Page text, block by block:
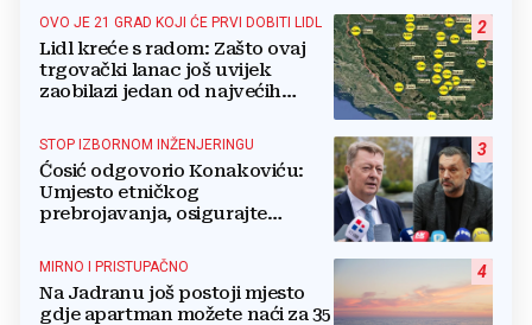
2
OVO JE 21 GRAD KOJI ĆE PRVI DOBITI LIDL
Lidl kreće s radom: Zašto ovaj
trgovački lanac još uvijek
zaobilazi jedan od najvećih
3
STOP IZBORNOM INŽENJERINGU
Ćosić odgovorio Konakoviću:
Umjesto etničkog
prebrojavanja, osigurajte
4
MIRNO I PRISTUPAČNO
Na Jadranu još postoji mjesto
gdje apartman možete naći za 35